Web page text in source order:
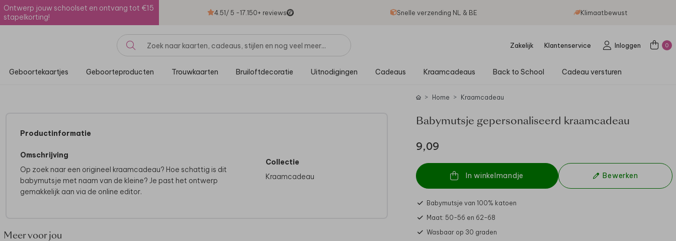
Ontwerp jouw schoolset en ontvang tot €15
stapelkorting!
4.51/ 5 -17.150+ reviews Snelle verzending NL & BE Klimaatbewust
Zakelijk Klantenservice Inloggen 0
Geboortekaartjes Geboorteproducten Trouwkaarten Bruiloftdecoratie Uitnodigingen Cadeaus Kraamcadeaus Back to School Cadeau versturen
Productinformatie
Omschrijving
Op zoek naar een origineel kraamcadeau? Hoe schattig is dit
babymutsje met naam van de kleine? Je past het ontwerp
gemakkelijk aan via de online editor.
Collectie
Kraamcadeau
Meer voor jou
Home Kraamcadeau
Babymutsje gepersonaliseerd kraamcadeau
9,09
In winkelmandje Bewerken
Babymutsje van 100% katoen
Maat: 50-56 en 62-68
Wasbaar op 30 graden